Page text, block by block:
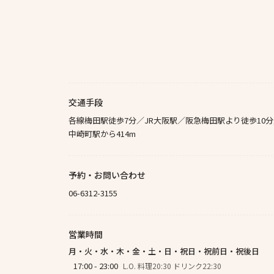
交通手段
各線梅田駅徒歩7分／JR大阪駅／阪急梅田駅より徒歩10
中崎町駅から414m
予約・お問い合わせ
06-6312-3155
営業時間
月・火・水・木・金・土・日・祝日・祝前日・祝後日
17:00 - 23:00 L.O. 料理20:30 ドリンク22:30